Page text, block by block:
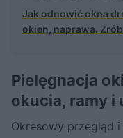
Jak odnowić okna
okien, naprawa.
Pielęgnacja
okucia, ramy i
Okresowy przegląd